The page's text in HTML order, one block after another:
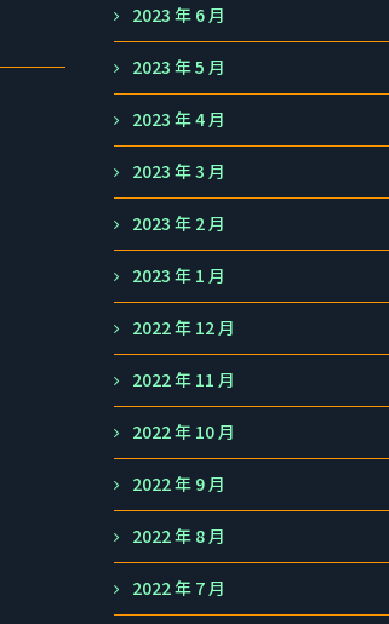
2023 年 6 月
2023 年 5 月
2023 年 4 月
2023 年 3 月
2023 年 2 月
2023 年 1 月
2022 年 12 月
2022 年 11 月
2022 年 10 月
2022 年 9 月
2022 年 8 月
2022 年 7 月